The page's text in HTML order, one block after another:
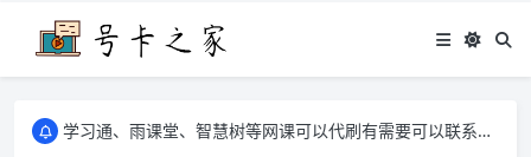
学习通、雨课堂、智慧树等网课可以代刷有需要可以联系邮箱i@tuzi.la
学习通、雨课堂、智慧树等网课可以代刷有需要可以联系邮箱i@tuzi.la